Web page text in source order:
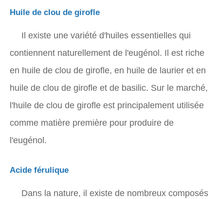
Huile de clou de girofle
Il existe une variété d'huiles essentielles qui
contiennent naturellement de l'eugénol. Il est riche
en huile de clou de girofle, en huile de laurier et en
huile de clou de girofle et de basilic. Sur le marché,
l'huile de clou de girofle est principalement utilisée
comme matière première pour produire de
l'eugénol.
Acide férulique
Dans la nature, il existe de nombreux composés